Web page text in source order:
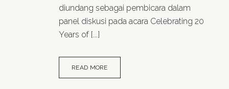
diundang sebagai pembicara dalam
panel diskusi pada acara Celebrating 20
Years of [...]
READ MORE